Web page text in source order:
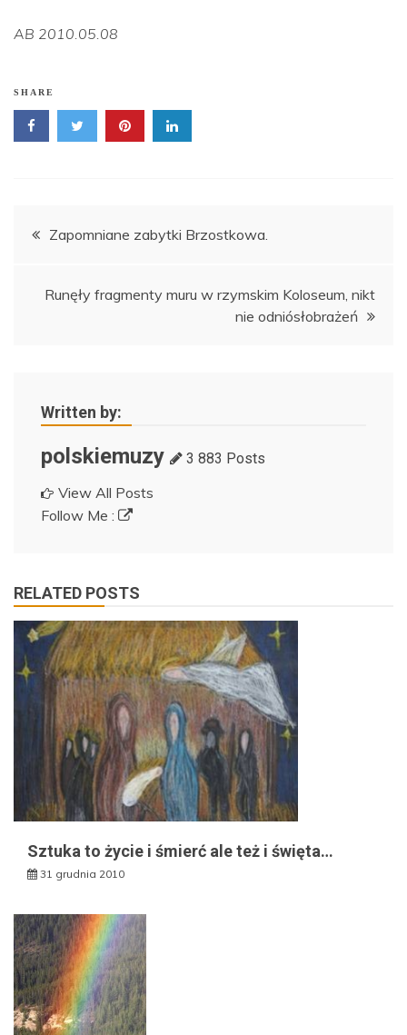
AB 2010.05.08
SHARE
Nawigacja
Zapomniane zabytki Brzostkowa.
Runęły fragmenty muru w rzymskim Koloseum, nikt
nie odniósłobrażeń
Written by:
polskiemuzy 3 883 Posts
View All Posts
Follow Me :
RELATED POSTS
Sztuka to życie i śmierć ale też i święta…
31 grudnia 2010